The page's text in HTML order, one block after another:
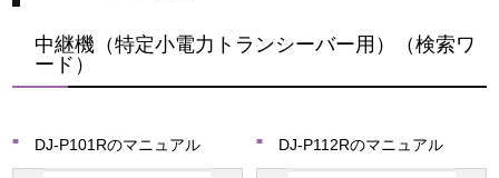
中継機（特定小電力トランシーバー用）（検索ワ
ード）
DJ-P101Rのマニュアル DJ-P112Rのマニュアル